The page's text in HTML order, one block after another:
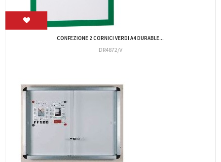
CONFEZIONE 2 CORNICI ORO A4 DURABLE...
DR4872/ORO